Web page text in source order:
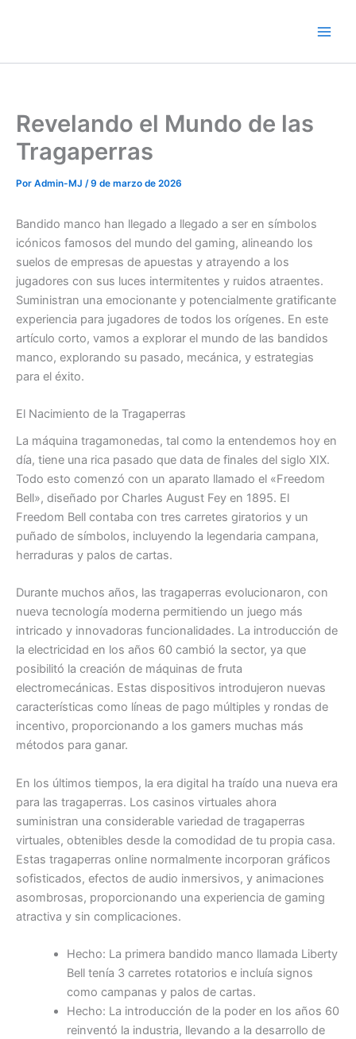
Revelando el Mundo de las
Tragaperras
Por Admin-MJ /9 de marzo de 2026
Bandido manco han llegado a llegado a ser en símbolos
icónicos famosos del mundo del gaming, alineando los
suelos de empresas de apuestas y atrayendo a los
jugadores con sus luces intermitentes y ruidos atraentes.
Suministran una emocionante y potencialmente gratificante
experiencia para jugadores de todos los orígenes. En este
artículo corto, vamos a explorar el mundo de las bandidos
manco, explorando su pasado, mecánica, y estrategias
para el éxito.
El Nacimiento de la Tragaperras
La máquina tragamonedas, tal como la entendemos hoy en
día, tiene una rica pasado que data de finales del siglo XIX.
Todo esto comenzó con un aparato llamado el «Freedom
Bell», diseñado por Charles August Fey en 1895. El
Freedom Bell contaba con tres carretes giratorios y un
puñado de símbolos, incluyendo la legendaria campana,
herraduras y palos de cartas.
Durante muchos años, las tragaperras evolucionaron, con
nueva tecnología moderna permitiendo un juego más
intricado y innovadoras funcionalidades. La introducción de
la electricidad en los años 60 cambió la sector, ya que
posibilitó la creación de máquinas de fruta
electromecánicas. Estas dispositivos introdujeron nuevas
características como líneas de pago múltiples y rondas de
incentivo, proporcionando a los gamers muchas más
métodos para ganar.
En los últimos tiempos, la era digital ha traído una nueva era
para las tragaperras. Los casinos virtuales ahora
suministran una considerable variedad de tragaperras
virtuales, obtenibles desde la comodidad de tu propia casa.
Estas tragaperras online normalmente incorporan gráficos
sofisticados, efectos de audio inmersivos, y animaciones
asombrosas, proporcionando una experiencia de gaming
atractiva y sin complicaciones.
Hecho: La primera bandido manco llamada Liberty
Bell tenía 3 carretes rotatorios e incluía signos
como campanas y palos de cartas.
Hecho: La introducción de la poder en los años 60
reinventó la industria, llevando a la desarrollo de